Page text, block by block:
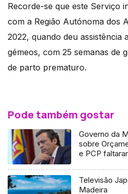
Recorde-se que este Serviço
com a Região Autónoma dos
2022, quando deu assistência
gémeos, com 25 semanas de
de parto prematuro.
Pode também gostar
Governo da
sobre
e PCP
Televisão
Madeira